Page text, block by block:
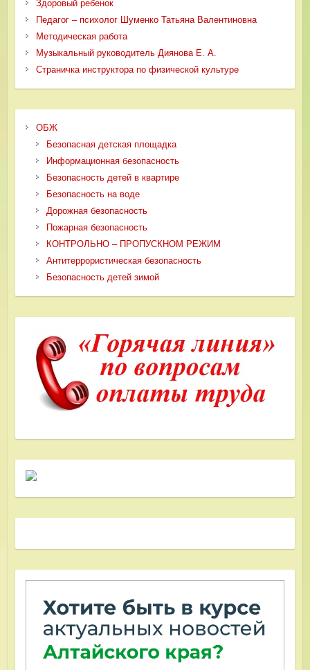
Здоровый ребенок
Педагог – психолог Шуменко Татьяна Валентиновна
Методическая работа
Музыкальный руководитель Диянова Е. А.
Страничка инструктора по физической культуре
ОБЖ
Безопасная детская площадка
Информационная безопасность
Безопасность детей в квартире
Безопасность на воде
Дорожная безопасность
Пожарная безопасность
КОНТРОЛЬНО – ПРОПУСКНОМ РЕЖИМ
Антитеррористическая безопасность
Безопасность детей зимой